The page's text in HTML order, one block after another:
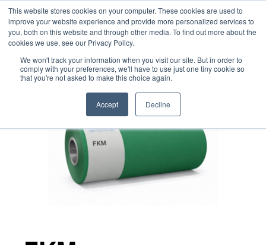
This website stores cookies on your computer. These cookies are used to
improve your website experience and provide more personalized services to
you, both on this website and through other media. To find out more about the
cookies we use, see our Privacy Policy.
We won't track your information when you visit our site. But in order to
comply with your preferences, we'll have to use just one tiny cookie so
that you're not asked to make this choice again.
Accept Decline
Vai
al
contenuto
Home/ FKM (Fluoroelastomero — Viton®)